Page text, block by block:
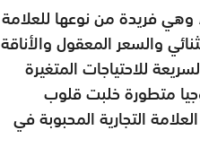
فريدة من نوعها للعلامة
والسعر المعقول والأناقة
للاحتياجات المتغيرة
متطورة خلبت قلوب
التجارية المحبوبة في